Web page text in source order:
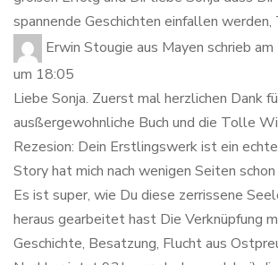
spannende Geschichten einfallen werden,
Erwin Stougie aus Mayen schrieb am
um 18:05
Liebe Sonja. Zuerst mal herzlichen Dank
ausßergewohnliche Buch und die Tolle
Rezesion: Dein Erstlingswerk ist ein
Story hat mich nach wenigen Seiten
Es ist super, wie Du diese zerrissene
heraus gearbeitet hast Die Verknüpfung
Geschichte, Besatzung, Flucht aus